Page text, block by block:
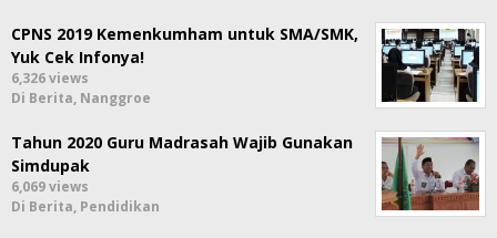
CPNS 2019 Kemenkumham untuk SMA/SMK,
Yuk Cek Infonya!
6,326 views
Di Berita, Nanggroe
Tahun 2020 Guru Madrasah Wajib Gunakan
Simdupak
6,069 views
Di Berita, Pendidikan